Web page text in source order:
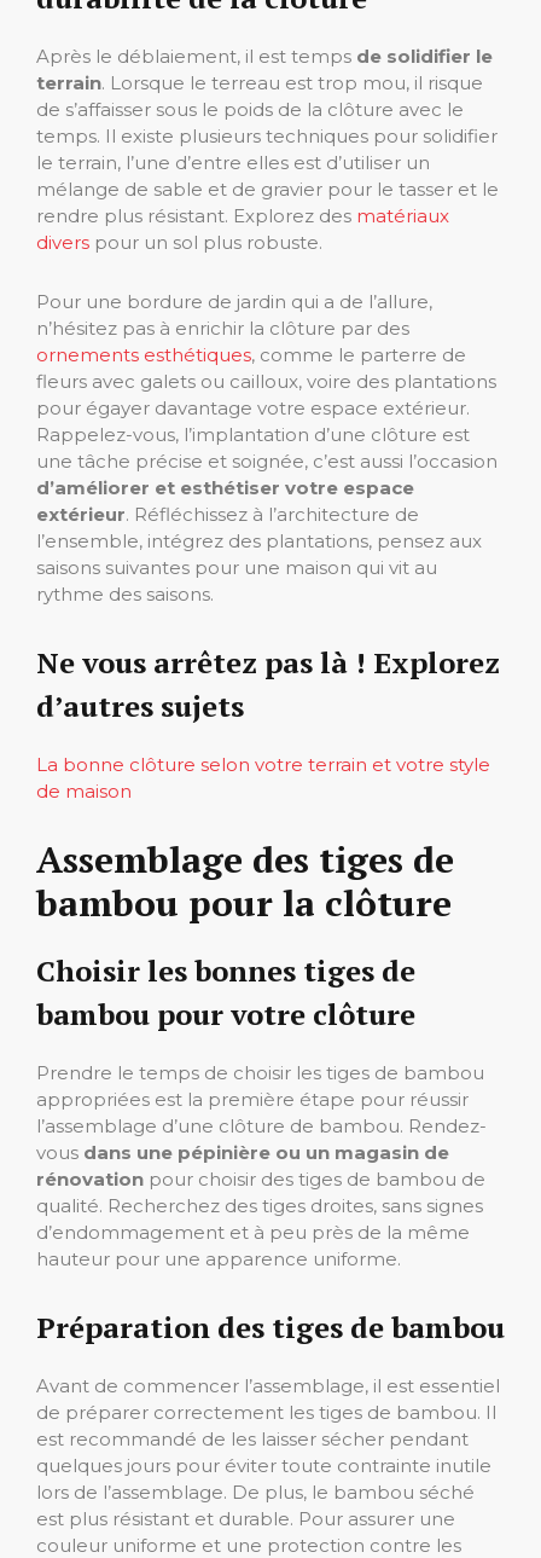
Après le déblaiement, il est temps de solidifier le
terrain. Lorsque le terreau est trop mou, il risque
de s’affaisser sous le poids de la clôture avec le
temps. Il existe plusieurs techniques pour solidifier
le terrain, l’une d’entre elles est d’utiliser un
mélange de sable et de gravier pour le tasser et le
rendre plus résistant. Explorez des matériaux
divers pour un sol plus robuste.
Pour une bordure de jardin qui a de l’allure,
n’hésitez pas à enrichir la clôture par des
ornements esthétiques, comme le parterre de
fleurs avec galets ou cailloux, voire des plantations
pour égayer davantage votre espace extérieur.
Rappelez-vous, l’implantation d’une clôture est
une tâche précise et soignée, c’est aussi l’occasion
d’améliorer et esthétiser votre espace
extérieur. Réfléchissez à l’architecture de
l’ensemble, intégrez des plantations, pensez aux
saisons suivantes pour une maison qui vit au
rythme des saisons.
Ne vous arrêtez pas là ! Explorez
d’autres sujets
La bonne clôture selon votre terrain et votre style
de maison
Assemblage des tiges de
bambou pour la clôture
Choisir les bonnes tiges de
bambou pour votre clôture
Prendre le temps de choisir les tiges de bambou
appropriées est la première étape pour réussir
l’assemblage d’une clôture de bambou. Rendez-
vous dans une pépinière ou un magasin de
rénovation pour choisir des tiges de bambou de
qualité. Recherchez des tiges droites, sans signes
d’endommagement et à peu près de la même
hauteur pour une apparence uniforme.
Préparation des tiges de bambou
Avant de commencer l’assemblage, il est essentiel
de préparer correctement les tiges de bambou. Il
est recommandé de les laisser sécher pendant
quelques jours pour éviter toute contrainte inutile
lors de l’assemblage. De plus, le bambou séché
est plus résistant et durable. Pour assurer une
couleur uniforme et une protection contre les